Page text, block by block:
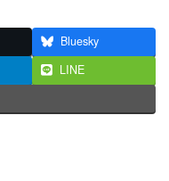
Bluesky
LINE